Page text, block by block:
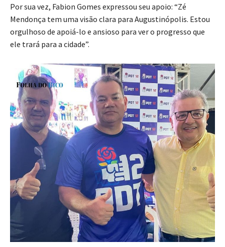
Por sua vez, Fabion Gomes expressou seu apoio: “Zé
Mendonça tem uma visão clara para Augustinópolis. Estou
orgulhoso de apoiá-lo e ansioso para ver o progresso que
ele trará para a cidade”.